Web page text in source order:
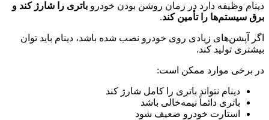
دینام وظیفه دارد در زمان روشن بودن خودرو باتری را شارژ کند و
برق سیستم‌ها را تأمین کند.
اگر آپشن‌های زیادی روی خودرو نصب شده باشد، دینام باید توان
بیشتری تولید کند.
در برخی موارد ممکن است:
دینام نتواند باتری را کامل شارژ کند
باتری دائماً نیمه‌خالی باشد
استارت خودرو ضعیف شود